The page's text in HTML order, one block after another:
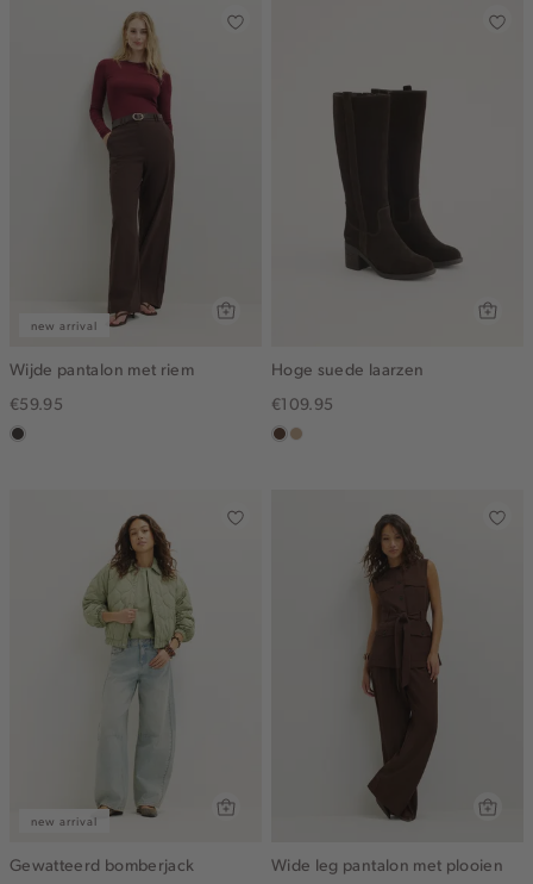
new arrival
Wijde pantalon met riem
€59.95
choco
Hoge suede laarzen
€109.95
donkerbruin
zand
new arrival
Gewatteerd bomberjack
Wide leg pantalon met plooien